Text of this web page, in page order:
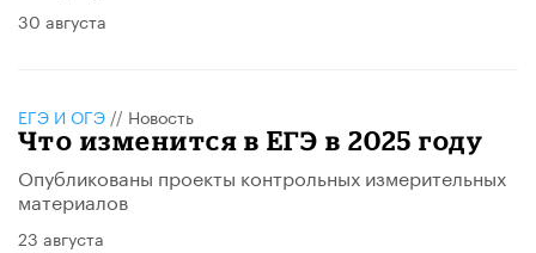
30 августа
ЕГЭ И ОГЭ // Новость
Что изменится в ЕГЭ в 2025 году
​Опубликованы проекты контрольных измерительных
материалов
23 августа